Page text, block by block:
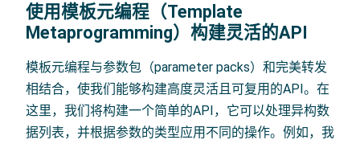
使用模板元编程（Template
Metaprogramming）构建灵活的API
模板元编程与参数包（parameter packs）和完美转发
相结合，使我们能够构建高度灵活且可复用的API。在
这里，我们将构建一个简单的API，它可以处理异构数
据列表，并根据参数的类型应用不同的操作。例如，我